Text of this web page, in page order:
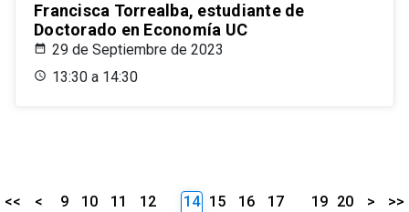
Francisca Torrealba, estudiante de
Doctorado en Economía UC
29 de Septiembre de 2023
13:30 a 14:30
<< < 9 10 11
12
14 15 16
17
19 20 > >>